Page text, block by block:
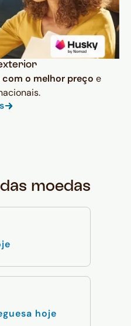
o melhor preço e
moedas
hoje